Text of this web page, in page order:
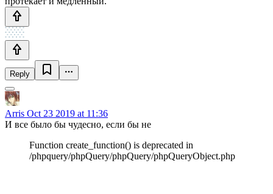
Reply
Arris Oct 23 2019 at 11:36
И все было бы чудесно, если бы не
Function create_function() is deprecated in
/phpquery/phpQuery/phpQuery/phpQueryObject.php